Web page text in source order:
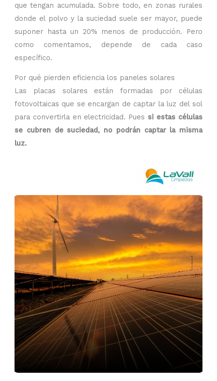
que tengan acumulada. Sobre todo, en zonas rurales
donde el polvo y la suciedad suele ser mayor, puede
suponer hasta un 20% menos de producción. Pero
como comentamos, depende de cada caso
específico.
Por qué pierden eficiencia los paneles solares
Las placas solares están formadas por células
fotovoltaicas que se encargan de captar la luz del sol
para convertirla en electricidad. Pues si estas células
se cubren de suciedad, no podrán captar la misma
luz.